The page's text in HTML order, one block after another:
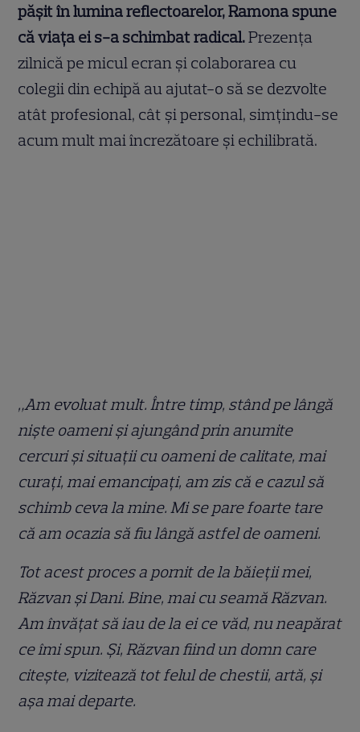
pășit în lumina reflectoarelor, Ramona spune
că viața ei s-a schimbat radical.Prezența
zilnică pe micul ecran și colaborarea cu
colegii din echipă au ajutat-o să se dezvolte
atât profesional, cât și personal, simțindu-se
acum mult mai încrezătoare și echilibrată.
„Am evoluat mult. Între timp, stând pe lângă
niște oameni și ajungând prin anumite
cercuri și situații cu oameni de calitate, mai
curați, mai emancipați, am zis că e cazul să
schimb ceva la mine. Mi se pare foarte tare
că am ocazia să fiu lângă astfel de oameni.
Tot acest proces a pornit de la băieții mei,
Răzvan și Dani. Bine, mai cu seamă Răzvan.
Am învățat să iau de la ei ce văd, nu neapărat
ce îmi spun. Și, Răzvan fiind un domn care
citește, vizitează tot felul de chestii, artă, și
așa mai departe.